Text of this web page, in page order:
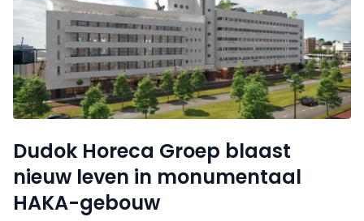
Dudok Horeca Groep blaast
nieuw leven in monumentaal
HAKA-gebouw